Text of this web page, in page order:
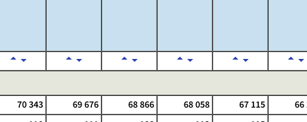
70 343 69 676 68 866 68 058 67 115
66